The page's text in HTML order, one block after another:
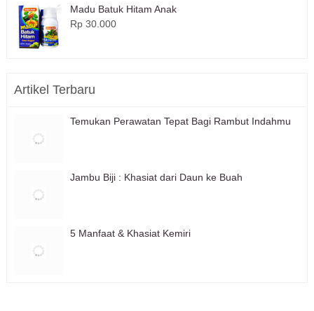
Madu Batuk Hitam Anak
Rp 30.000
Artikel Terbaru
Temukan Perawatan Tepat Bagi Rambut Indahmu
Jambu Biji : Khasiat dari Daun ke Buah
5 Manfaat & Khasiat Kemiri